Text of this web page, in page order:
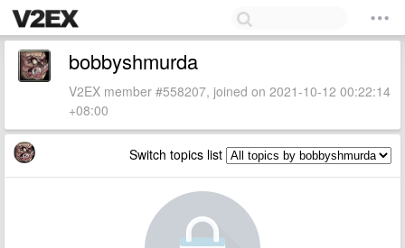
bobbyshmurda
V2EX member #558207, joined on 2021-10-12 00:22:14
+08:00
Switch topics list